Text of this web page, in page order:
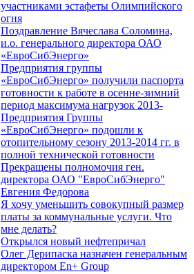
участниками эстафеты Олимпийского
огня
Поздравление Вячеслава Соломина,
и.о. генерального директора ОАО
«ЕвроСибЭнерго»
Предприятия группы
«ЕвроСибЭнерго» получили паспорта
готовности к работе в осенне-зимний
период максимума нагрузок 2013-
Предприятия Группы
«ЕвроСибЭнерго» подошли к
отопительному сезону 2013-2014 гг. в
полной технической готовности
Прекращены полномочия ген.
директора ОАО "ЕвроСибЭнерго"
Евгения Федорова
Я хочу уменьшить совокупный размер
платы за коммунальные услуги. Что
мне делать?
Открылся новый нефтепричал
Олег Дерипаска назначен генеральным
директором En+ Group